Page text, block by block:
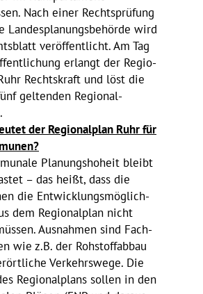
Nach einer Rechts­prü­fung
Landes­pla­nungs­be­hörde wird
veröf­fent­licht. Am Tag
erlangt der Regio­
Rechts­kraft und löst die
geltenden Regio­nal­
der Regio­nal­plan Ruhr für
Planungs­ho­heit bleibt
– das heißt, dass die
die Entwick­lungs­mög­lich­
dem Regio­nal­plan nicht
Ausnahmen sind Fach­
wie z.B. der Rohstoff­abbau
Verkehrs­wege. Die
Regio­nal­plans sollen in den